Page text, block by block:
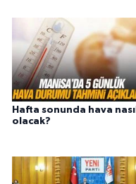
Hafta sonunda hava nasıl
olacak?